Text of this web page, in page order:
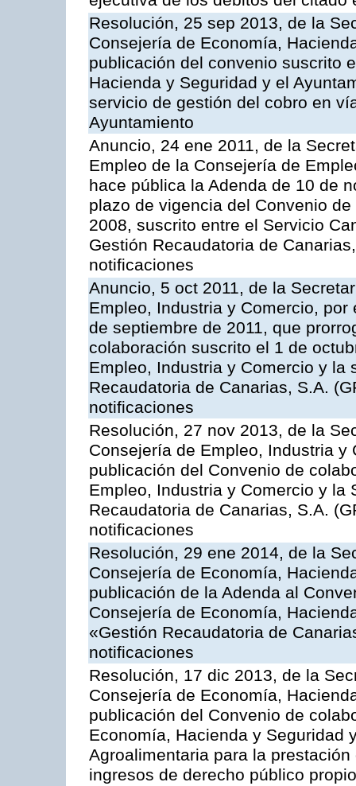
Resolución, 25 sep 2013, de la
Consejería de Economía,
publicación del convenio suscrito
Hacienda y Seguridad y el
servicio de gestión del cobro en
Ayuntamiento
Anuncio, 24 ene 2011, de la
Empleo de la Consejería de
hace pública la Adenda de 10 de
plazo de vigencia del Convenio
2008, suscrito entre el Servicio
Gestión Recaudatoria de
notificaciones
Anuncio, 5 oct 2011, de la
Empleo, Industria y Comercio,
de septiembre de 2011, que
colaboración suscrito el 1 de
Empleo, Industria y Comercio y la
Recaudatoria de Canarias, S.A.
notificaciones
Resolución, 27 nov 2013, de la
Consejería de Empleo, Industria
publicación del Convenio de
Empleo, Industria y Comercio y la
Recaudatoria de Canarias, S.A.
notificaciones
Resolución, 29 ene 2014, de la
Consejería de Economía,
publicación de la Adenda al
Consejería de Economía,
«Gestión Recaudatoria de
notificaciones
Resolución, 17 dic 2013, de la
Consejería de Economía,
publicación del Convenio de
Economía, Hacienda y Seguridad
Agroalimentaria para la
ingresos de derecho público